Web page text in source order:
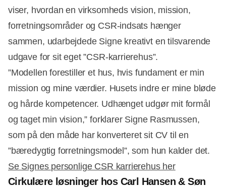
viser, hvordan en virksomheds vision, mission,
forretningsområder og CSR-indsats hænger
sammen, udarbejdede Signe kreativt en tilsvarende
udgave for sit eget ”CSR-karrierehus”.
”Modellen forestiller et hus, hvis fundament er min
mission og mine værdier. Husets indre er mine bløde
og hårde kompetencer. Udhænget udgør mit formål
og taget min vision,” forklarer Signe Rasmussen,
som på den måde har konverteret sit CV til en
”bæredygtig forretningsmodel”, som hun kalder det.
Se Signes personlige CSR karrierehus her
Cirkulære løsninger hos Carl Hansen & Søn